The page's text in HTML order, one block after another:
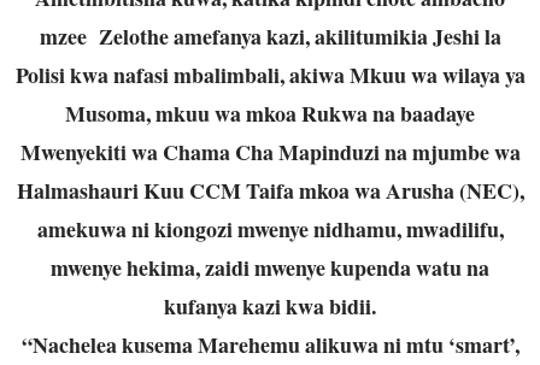
mzee Zelothe amefanya kazi, akilitumikia Jeshi la
Polisi kwa nafasi mbalimbali, akiwa Mkuu wa wilaya ya
Musoma, mkuu wa mkoa Rukwa na baadaye
Mwenyekiti wa Chama Cha Mapinduzi na mjumbe wa
Halmashauri Kuu CCM Taifa mkoa wa Arusha (NEC),
amekuwa ni kiongozi mwenye nidhamu, mwadilifu,
mwenye hekima, zaidi mwenye kupenda watu na
kufanya kazi kwa bidii.
“Nachelea kusema Marehemu alikuwa ni mtu ‘smart’,